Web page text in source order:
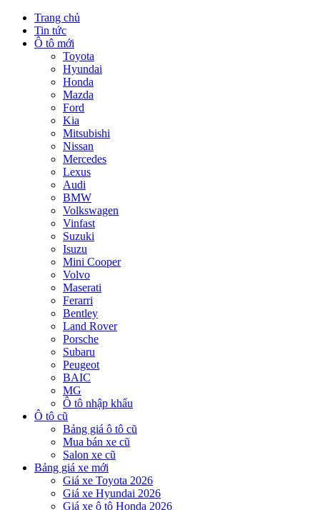
Trang chủ
Tin tức
Ô tô mới
Toyota
Hyundai
Honda
Mazda
Ford
Kia
Mitsubishi
Nissan
Mercedes
Lexus
Audi
BMW
Volkswagen
Vinfast
Suzuki
Isuzu
Mini Cooper
Volvo
Maserati
Ferarri
Bentley
Land Rover
Porsche
Subaru
Peugeot
BAIC
MG
Ô tô nhập khẩu
Ô tô cũ
Bảng giá ô tô cũ
Mua bán xe cũ
Salon xe cũ
Bảng giá xe mới
Giá xe Toyota 2026
Giá xe Hyundai 2026
Giá xe ô tô Honda 2026